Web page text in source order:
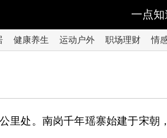
一点知
健康养生 运动户外 职场理财 情
里处。南岗千年瑶寨始建于宋